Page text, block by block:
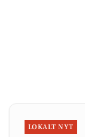
LOKALT NYT